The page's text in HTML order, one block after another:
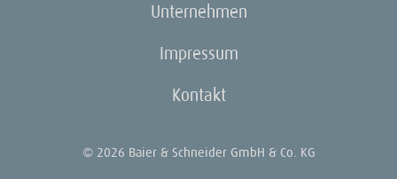
Unternehmen
Impressum
Kontakt
© 2026 Baier & Schneider GmbH & Co. KG